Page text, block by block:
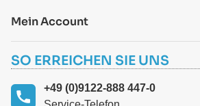
Mein Account
SO ERREICHEN SIE UNS
+49 (0)9122-888 447-0